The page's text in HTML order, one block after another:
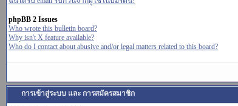
phpBB 2 Issues
Who wrote this bulletin board?
Why isn't X feature available?
Who do I contact about abusive and/or legal matters related to this board?
การเข้าสู่ระบบ และ การสมัครสมาชิก